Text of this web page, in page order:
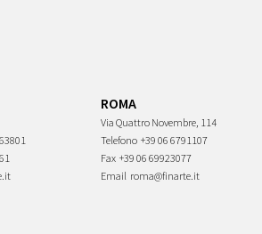
ROMA
Via Quattro Novembre, 114
Telefono +39 06 6791107
Fax +39 06 69923077
Email roma@finarte.it